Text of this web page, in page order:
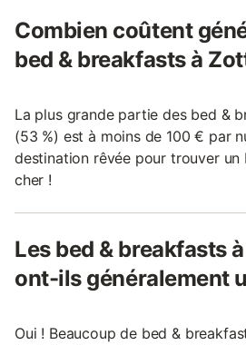
Combien coûtent
bed & breakfasts à
La plus grande partie des bed &
(53 %) est à moins de 100 € par
destination rêvée pour trouver un
cher !
Les bed & breakfasts
ont-ils généralement
Oui ! Beaucoup de bed &